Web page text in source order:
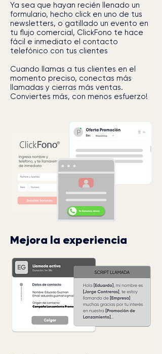
Ya sea que hayan recién llenado un
formulario, hecho click en uno de tus
newsletters, o gatillado un evento en
tu flujo comercial, ClickFono te hace
fácil e inmediato el contacto
telefónico con tus clientes
Cuando llamas a tus clientes en el
momento preciso, conectas más
llamadas y cierras más ventas.
Conviertes más, con menos esfuerzo!
Mejora la experiencia